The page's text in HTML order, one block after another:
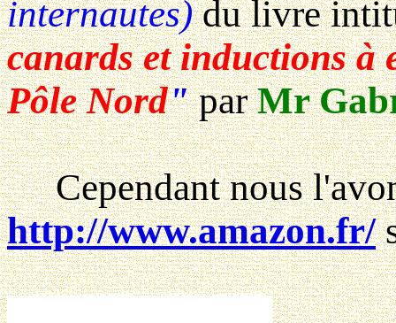
internautes)du livre
canards et inductions
Pôle Nord"parMr
Cependant nous
http://www.amazon.fr/